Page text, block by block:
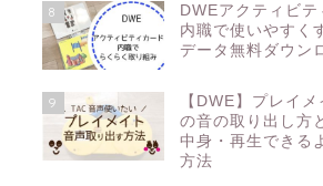
8
DWEアクティビテ
内職で使いやすく
データ無料ダウン
9
【DWE】プレイ
の音の取り出し方
中身・再生できる
方法